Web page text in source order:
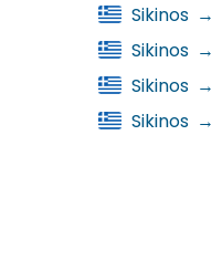
Sikinos →
Sikinos →
Sikinos →
Sikinos →